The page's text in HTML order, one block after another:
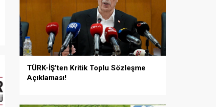
TÜRK-İŞ’ten Kritik Toplu Sözleşme
Açıklaması!